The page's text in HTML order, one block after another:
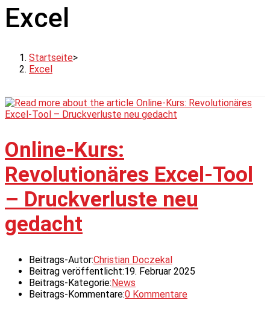
Excel
Startseite>
Excel
Online-Kurs:
Revolutionäres Excel-Tool
– Druckverluste neu
gedacht
Beitrags-Autor:Christian Doczekal
Beitrag veröffentlicht:19. Februar 2025
Beitrags-Kategorie: News
Beitrags-Kommentare:0 Kommentare